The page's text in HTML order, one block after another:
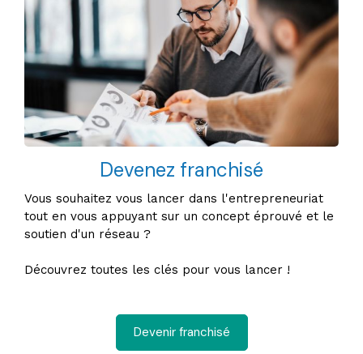
Devenez franchisé
Vous souhaitez vous lancer dans l'entrepreneuriat
tout en vous appuyant sur un concept éprouvé et le
soutien d'un réseau ?
Découvrez toutes les clés pour vous lancer !
Devenir franchisé